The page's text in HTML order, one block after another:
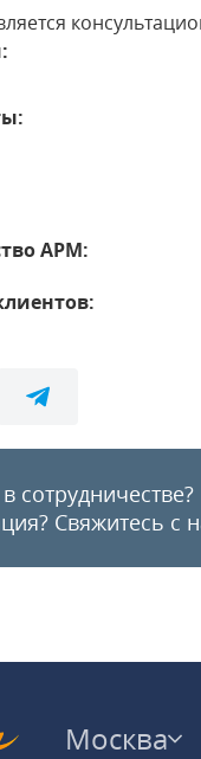
АРМ:
сотрудничестве?
Свяжитесь с
Москва